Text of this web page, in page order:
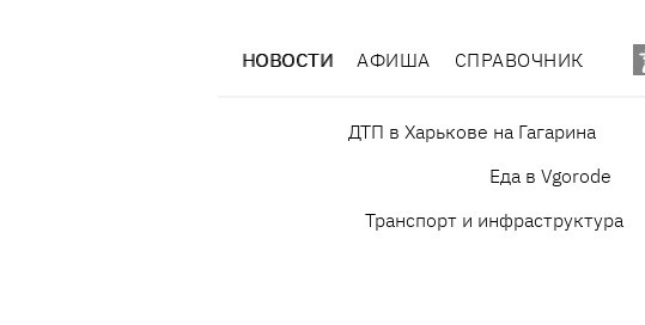
НОВОСТИ АФИША СПРАВОЧНИК
ДТП в Харькове на Гагарина
Еда в Vgorode
Транспорт и инфраструктура